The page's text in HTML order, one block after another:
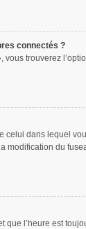
connectés ?
vous trouverez
celui dans lequel
du
l’heure est